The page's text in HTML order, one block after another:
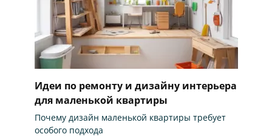
Идеи по ремонту и дизайну интерьера
для маленькой квартиры
Почему дизайн маленькой квартиры требует
особого подхода